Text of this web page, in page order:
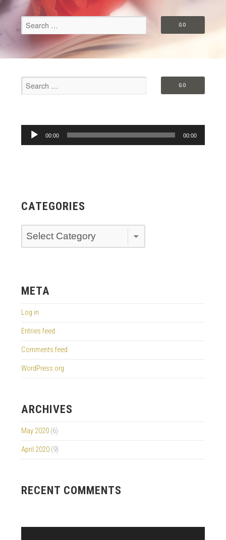
Audio
Player
00:00 00:00
CATEGORIES
META
Log in
Entries feed
Comments feed
WordPress.org
ARCHIVES
May 2020(6)
April 2020(9)
RECENT COMMENTS